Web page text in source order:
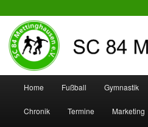
SC 84
Zum
Inhalt
Zum
sekundären
Home Fußball Gymnastik
Chronik Termine Marketing